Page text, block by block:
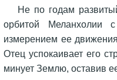
Не по годам
орбитой Меланхолии
измерением ее
Отец успокаивает его
минует Землю, оставив